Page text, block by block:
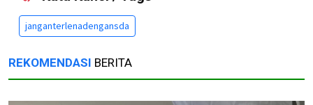
janganterlenadengansda
REKOMENDASI BERITA